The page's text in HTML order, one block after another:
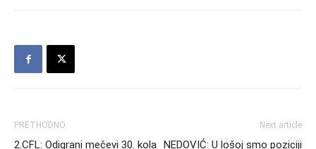
PRETHODNO
2.CFL: Odigrani mečevi 30. kola
Next article
NEDOVIĆ: U lošoj smo poziciji